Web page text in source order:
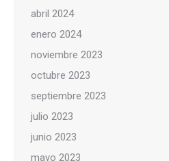
abril 2024
enero 2024
noviembre 2023
octubre 2023
septiembre 2023
julio 2023
junio 2023
mayo 2023